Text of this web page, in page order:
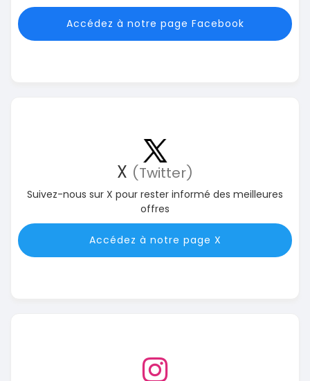
Accédez à notre page Facebook
X (Twitter)
Suivez-nous sur X pour rester informé des meilleures
offres
Accédez à notre page X